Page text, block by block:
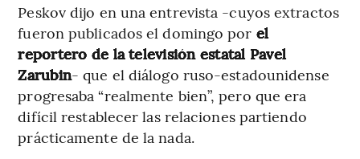
Peskov dijo en una entrevista -cuyos extractos
fueron publicados el domingo por el
reportero de la televisión estatal Pavel
Zarubin- que el diálogo ruso-estadounidense
progresaba “realmente bien”, pero que era
difícil restablecer las relaciones partiendo
prácticamente de la nada.